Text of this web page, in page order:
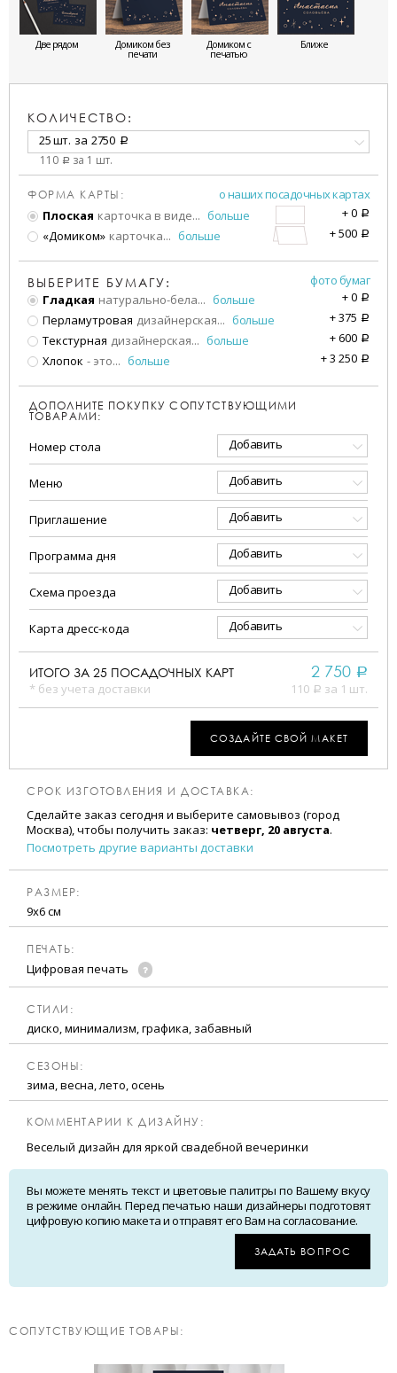
Две рядом Домиком без
печати
Домиком с
печатью
Ближе
КОЛИЧЕСТВО:
25 шт. за 2750 a
110 a за 1 шт.
ФОРМА КАРТЫ:
о наших посадочных картах
Плоская карточка в виде... больше +0 a
«Домиком» карточка... больше +500 a
ВЫБЕРИТЕ БУМАГУ:
фото бумаг
Гладкая натурально-бела... больше +0 a
Перламутровая дизайнерская... больше +375 a
Текстурная дизайнерская... больше +600 a
Хлопок - это... больше +3 250 a
ДОПОЛНИТЕ ПОКУПКУ СОПУТСТВУЮЩИМИ
ТОВАРАМИ:
Номер стола Добавить
Меню Добавить
Приглашение Добавить
Программа дня Добавить
Схема проезда Добавить
Карта дресс-кода Добавить
ИТОГО ЗА 25 ПОСАДОЧНЫХ КАРТ
* без учета доставки
2 750 a
110 a за 1 шт.
СОЗДАЙТЕ СВОЙ МАКЕТ
СРОК ИЗГОТОВЛЕНИЯ И ДОСТАВКА:
Сделайте заказ сегодня и выберите самовывоз (город
Москва), чтобы получить заказ: четверг, 20 августа.
Посмотреть другие варианты доставки
РАЗМЕР:
9х6 см
ПЕЧАТЬ:
Цифровая печать
CТИЛИ:
диско, минимализм, графика, забавный
CЕЗОНЫ:
зима, весна, лето, осень
КОММЕНТАРИИ К ДИЗАЙНУ:
Веселый дизайн для яркой свадебной вечеринки
Вы можете менять текст и цветовые палитры по Вашему вкусу
в режиме онлайн. Перед печатью наши дизайнеры подготовят
цифровую копию макета и отправят его Вам на согласование.
ЗАДАТЬ ВОПРОС
CОПУТСТВУЮЩИЕ ТОВАРЫ: